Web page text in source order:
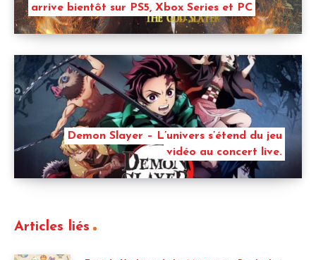
arrive bientôt sur PS5, Xbox Series et PC
Demon Slayer – L’univers s’étend du jeu
vidéo au concert live.
Articles liés